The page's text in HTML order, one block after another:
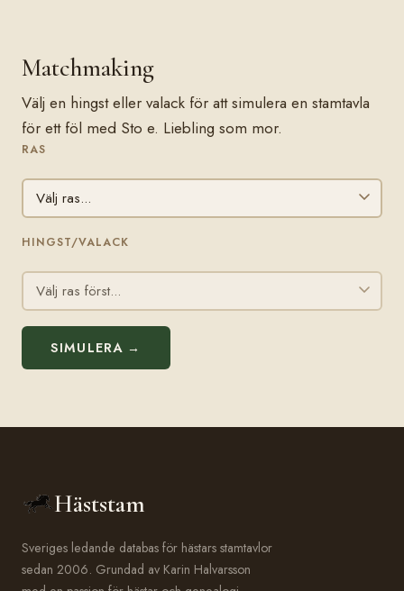
Matchmaking
Välj en hingst eller valack för att simulera en stamtavla
för ett föl med Sto e. Liebling som mor.
RAS
HINGST/VALACK
SIMULERA →
Häststam
Sveriges ledande databas för hästars stamtavlor
sedan 2006. Grundad av Karin Halvarsson